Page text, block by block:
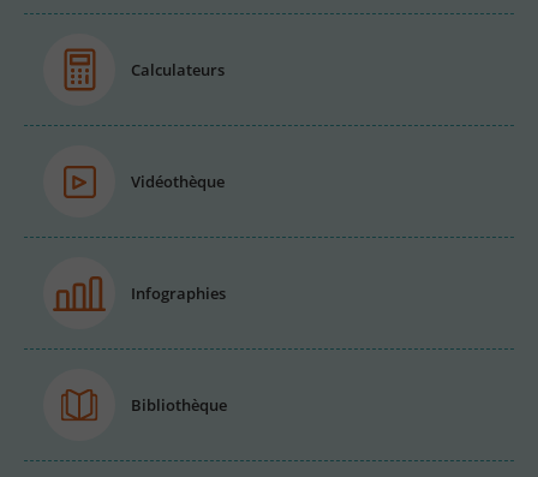
Calculateurs
Vidéothèque
Infographies
Bibliothèque